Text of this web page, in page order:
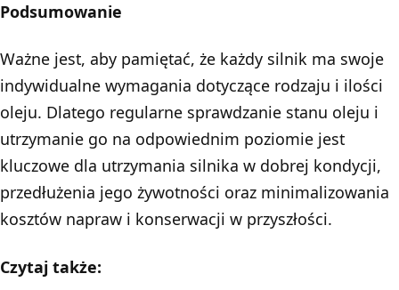
Podsumowanie
Ważne jest, aby pamiętać, że każdy silnik ma swoje
indywidualne wymagania dotyczące rodzaju i ilości
oleju. Dlatego regularne sprawdzanie stanu oleju i
utrzymanie go na odpowiednim poziomie jest
kluczowe dla utrzymania silnika w dobrej kondycji,
przedłużenia jego żywotności oraz minimalizowania
kosztów napraw i konserwacji w przyszłości.
Czytaj także: